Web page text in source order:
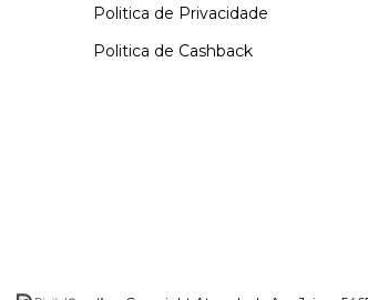
Politica de Privacidade
Politica de Cashback